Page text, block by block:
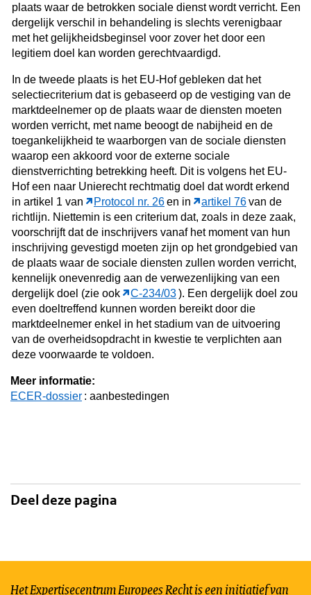
plaats waar de betrokken sociale dienst wordt verricht. Een
dergelijk verschil in behandeling is slechts verenigbaar
met het gelijkheidsbeginsel voor zover het door een
legitiem doel kan worden gerechtvaardigd.
In de tweede plaats is het EU-Hof gebleken dat het
selectiecriterium dat is gebaseerd op de vestiging van de
marktdeelnemer op de plaats waar de diensten moeten
worden verricht, met name beoogt de nabijheid en de
toegankelijkheid te waarborgen van de sociale diensten
waarop een akkoord voor de externe sociale
dienstverrichting betrekking heeft. Dit is volgens het EU-
Hof een naar Unierecht rechtmatig doel dat wordt erkend
in artikel 1 van
Protocol nr. 26en in artikel 76van de
richtlijn. Niettemin is een criterium dat, zoals in deze zaak,
voorschrijft dat de inschrijvers vanaf het moment van hun
inschrijving gevestigd moeten zijn op het grondgebied van
de plaats waar de sociale diensten zullen worden verricht,
kennelijk onevenredig aan de verwezenlijking van een
dergelijk doel (zie ook
C‑234/03). Een dergelijk doel zou
even doeltreffend kunnen worden bereikt door die
marktdeelnemer enkel in het stadium van de uitvoering
van de overheidsopdracht in kwestie te verplichten aan
deze voorwaarde te voldoen.
Meer informatie:
ECER-dossier : aanbestedingen
Deel deze pagina
Het Expertisecentrum Europees Recht is een initiatief van